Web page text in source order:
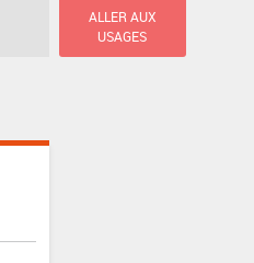
ALLER AUX
USAGES